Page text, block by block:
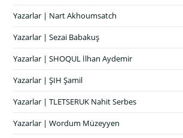
Yazarlar | Nart Akhoumsatch
Yazarlar | Sezai Babakuş
Yazarlar | SHOQUL İlhan Aydemir
Yazarlar | ŞIH Şamil
Yazarlar | TLETSERUK Nahit Serbes
Yazarlar | Wordum Müzeyyen